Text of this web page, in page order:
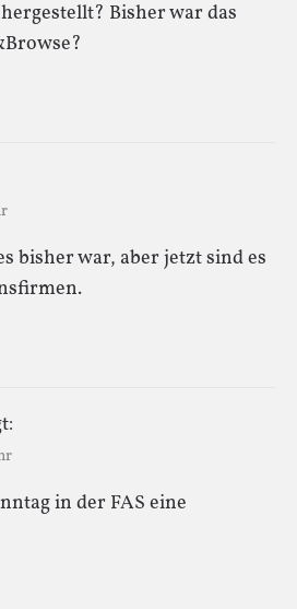
Bisher war das
bisher war, aber jetzt sind es
in der FAS eine